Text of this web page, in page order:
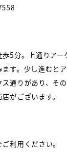
5分。上通りアー
す。少し進むと
通りがあり、そ
がございます。
利用ください。